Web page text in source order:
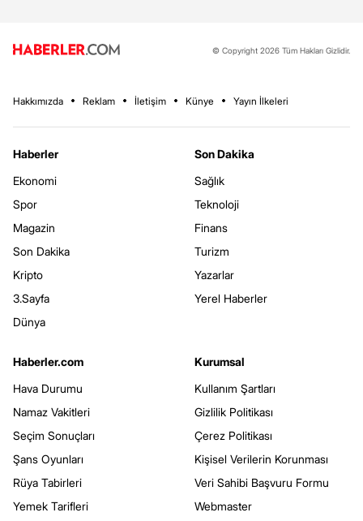
© Copyright 2026 Tüm Hakları Gizlidir.
Hakkımızda Reklam İletişim Künye Yayın İlkeleri
Haberler
Ekonomi
Spor
Magazin
Son Dakika
Kripto
3.Sayfa
Dünya
Son Dakika
Sağlık
Teknoloji
Finans
Turizm
Yazarlar
Yerel Haberler
Haberler.com
Hava Durumu
Namaz Vakitleri
Seçim Sonuçları
Şans Oyunları
Rüya Tabirleri
Yemek Tarifleri
Kurumsal
Kullanım Şartları
Gizlilik Politikası
Çerez Politikası
Kişisel Verilerin Korunması
Veri Sahibi Başvuru Formu
Webmaster